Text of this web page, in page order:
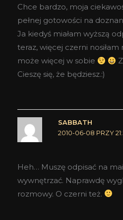
Chce bardzo, moja
pełnej gotowości na
Ja kiedyś miałam wyższą
teraz, więcej czerni nosiłam
może więcej w sobie
Cieszę się, że będziesz.:)
SABBATH
2010-06-08 PRZY
Heh… Muszę odpisać na
wywnętrzać. Naprawdę
rozmowy. O czerni też.